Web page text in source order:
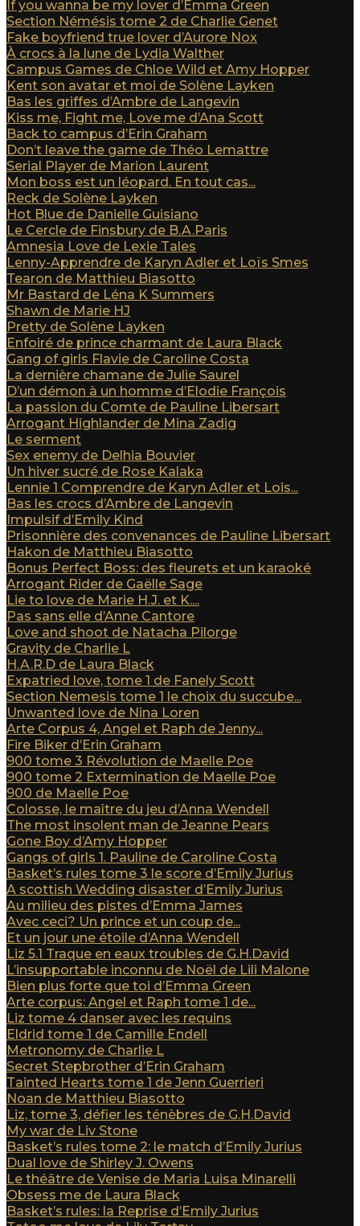
If you wanna be my lover d’Emma Green
Section Némésis tome 2 de Charlie Genet
Fake boyfriend true lover d’Aurore Nox
À crocs à la lune de Lydia Walther
Campus Games de Chloe Wild et Amy Hopper
Kent son avatar et moi de Solène Layken
Bas les griffes d’Ambre de Langevin
Kiss me, Fight me, Love me d’Ana Scott
Back to campus d’Erin Graham
Don’t leave the game de Théo Lemattre
Serial Player de Marion Laurent
Mon boss est un léopard. En tout cas...
Reck de Solène Layken
Hot Blue de Danielle Guisiano
Le Cercle de Finsbury de B.A.Paris
Amnesia Love de Lexie Tales
Lenny-Apprendre de Karyn Adler et Loïs Smes
Tearon de Matthieu Biasotto
Mr Bastard de Léna K Summers
Shawn de Marie HJ
Pretty de Solène Layken
Enfoiré de prince charmant de Laura Black
Gang of girls Flavie de Caroline Costa
La dernière chamane de Julie Saurel
D’un démon à un homme d’Elodie François
La passion du Comte de Pauline Libersart
Arrogant Highlander de Mina Zadig
Le serment
Sex enemy de Delhia Bouvier
Un hiver sucré de Rose Kalaka
Lennie 1 Comprendre de Karyn Adler et Lois...
Bas les crocs d’Ambre de Langevin
Impulsif d’Emily Kind
Prisonnière des convenances de Pauline Libersart
Hakon de Matthieu Biasotto
Bonus Perfect Boss: des fleurets et un karaoké
Arrogant Rider de Gaëlle Sage
Lie to love de Marie H.J. et K....
Pas sans elle d’Anne Cantore
Love and shoot de Natacha Pilorge
Gravity de Charlie L
H.A.R.D de Laura Black
Expatried love, tome 1 de Fanely Scott
Section Nemesis tome 1 le choix du succube...
Unwanted love de Nina Loren
Arte Corpus 4, Angel et Raph de Jenny...
Fire Biker d’Erin Graham
900 tome 3 Révolution de Maelle Poe
900 tome 2 Extermination de Maelle Poe
900 de Maelle Poe
Colosse, le maître du jeu d’Anna Wendell
The most insolent man de Jeanne Pears
Gone Boy d’Amy Hopper
Gangs of girls 1. Pauline de Caroline Costa
Basket’s rules tome 3 le score d’Emily Jurius
A scottish Wedding disaster d’Emily Jurius
Au milieu des pistes d’Emma James
Avec ceci? Un prince et un coup de...
Et un jour une étoile d’Anna Wendell
Liz 5.1 Traque en eaux troubles de G.H.David
L’insupportable inconnu de Noël de Lili Malone
Bien plus forte que toi d’Emma Green
Arte corpus: Angel et Raph tome 1 de...
Liz tome 4 danser avec les requins
Eldrid tome 1 de Camille Endell
Metronomy de Charlie L
Secret Stepbrother d’Erin Graham
Tainted Hearts tome 1 de Jenn Guerrieri
Noan de Matthieu Biasotto
Liz, tome 3, défier les ténèbres de G.H.David
My war de Liv Stone
Basket’s rules tome 2: le match d’Emily Jurius
Dual love de Shirley J. Owens
Le théâtre de Venise de Maria Luisa Minarelli
Obsess me de Laura Black
Basket’s rules: la Reprise d’Emily Jurius